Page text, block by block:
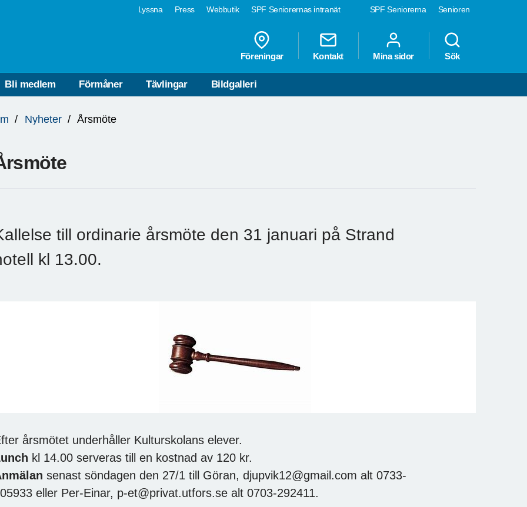
SPF Seniorerna Senioren
Lyssna Press Webbutik SPF Seniorernas intranät
Föreningar Kontakt Mina sidor Sök
Bli medlem Förmåner Tävlingar Bildgalleri
Nyheter Årsmöte
till ordinarie årsmöte den 31 januari på Strand
kl 13.00.
årsmötet underhåller Kulturskolans elever.
kl 14.00 serveras till en kostnad av 120 kr.
senast söndagen den 27/1 till Göran, djupvik12@gmail.com alt 0733-
eller Per-Einar, p-et@privat.utfors.se alt 0703-292411.